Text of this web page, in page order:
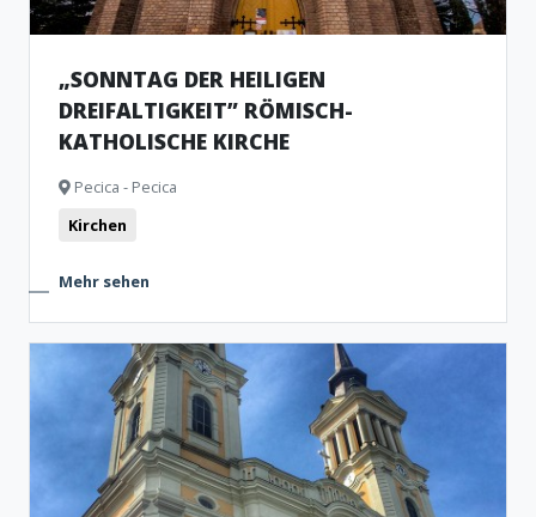
„SONNTAG DER HEILIGEN
DREIFALTIGKEIT” RÖMISCH-
KATHOLISCHE KIRCHE
Pecica - Pecica
Kirchen
Mehr sehen